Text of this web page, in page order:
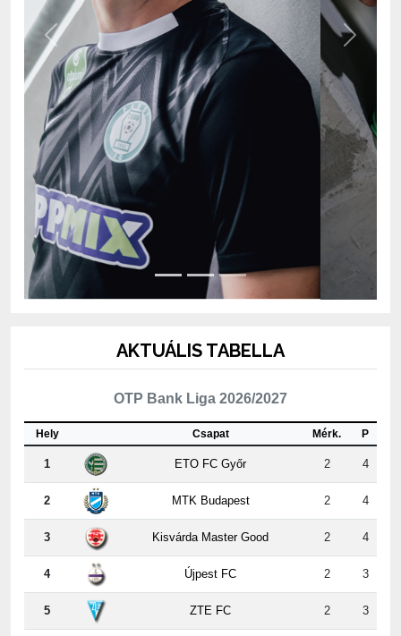
Previous Next
OTP Bank Liga 2026/2027
Csapat
1 ETO FC Győr 2 4
2 MTK Budapest 2 4
3 Kisvárda Master Good 2 4
4 Újpest FC 2 3
5 ZTE FC 2 3
6 Puskás Akadémia FC 2 3